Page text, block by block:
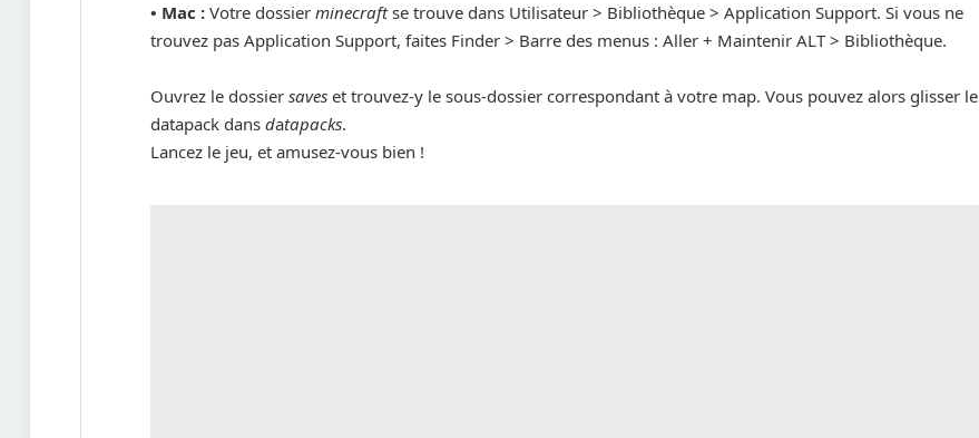
• Mac : Votre dossierminecraftse trouve dans Utilisateur > Bibliothèque > Application Support. Si vous ne
trouvez pas Application Support, faites Finder > Barre des menus : Aller + Maintenir ALT > Bibliothèque.
Ouvrez le dossiersaves et trouvez-y le sous-dossier correspondant à votre map. Vous pouvez alors glisser le
datapack dansdatapacks.
Lancez le jeu, et amusez-vous bien !